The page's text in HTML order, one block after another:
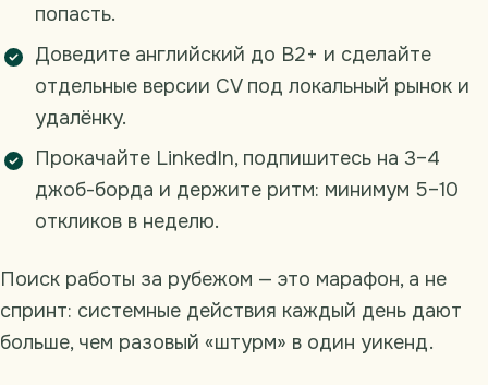
попасть.
Доведите английский до B2+ и сделайте
отдельные версии CV под локальный рынок и
удалёнку.
Прокачайте LinkedIn, подпишитесь на 3–4
джоб-борда и держите ритм: минимум 5–10
откликов в неделю.
Поиск работы за рубежом — это марафон, а не
спринт: системные действия каждый день дают
больше, чем разовый «штурм» в один уикенд.